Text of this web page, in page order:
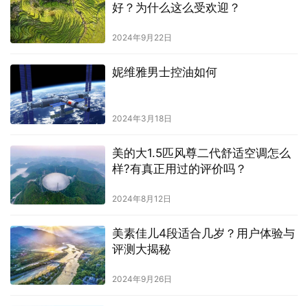
好？为什么这么受欢迎？
2024年9月22日
妮维雅男士控油如何
2024年3月18日
美的大1.5匹风尊二代舒适空调怎么
样?有真正用过的评价吗？
2024年8月12日
美素佳儿4段适合几岁？用户体验与
评测大揭秘
2024年9月26日